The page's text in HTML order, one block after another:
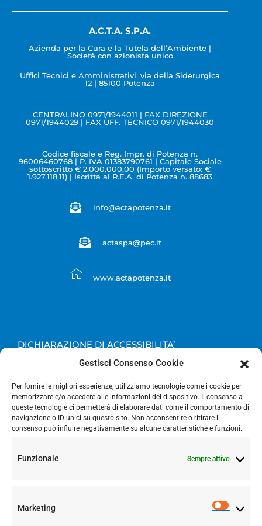
Gestisci Consenso Cookie
Per fornire le migliori esperienze, utilizziamo tecnologie come i cookie per
memorizzare e/o accedere alle informazioni del dispositivo. Il consenso a
queste tecnologie ci permetterà di elaborare dati come il comportamento di
navigazione o ID unici su questo sito. Non acconsentire o ritirare il
consenso può influire negativamente su alcune caratteristiche e funzioni.
Funzionale Sempre attivo
Marketing
A.C.T.A. S.P.A.
Azienda per la Cura e la Tutela dell’Ambiente |
Società con azionista unico
Uffici Tecnici e Amministrativi: via della Siderurgica
12 | 85100 Potenza
CENTRALINO 0971/1944011 | FAX DIREZIONE
0971/1944029 | FAX UFF. TECNICO 0971/1944030
Codice fiscale e Reg. Impr. di Potenza n.
96006460768 | P. IVA 01383790761 | Capitale Sociale
sottoscritto € 2.000.000,00 (Importo versato: €
1.927.118,11) | Iscritta al R.E.A. di Potenza n. 88683
info@actapotenza.it
actaspa@pec.it
www.actapotenza.it
DICHIARAZIONE DI ACCESSIBILITA’
OBIETTIVI DI ACCESSIBILITA’